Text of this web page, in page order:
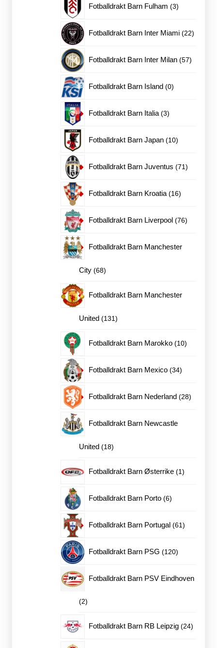
Fotballdrakt Barn Fulham 33
Fotballdrakt Barn Inter Miami 2222
Fotballdrakt Barn Inter Milan 5757
Fotballdrakt Barn Island 00
Fotballdrakt Barn Italia 33
Fotballdrakt Barn Japan 1010
Fotballdrakt Barn Juventus 7171
Fotballdrakt Barn Kroatia 1616
Fotballdrakt Barn Liverpool 7676
Fotballdrakt Barn Manchester
City 6868
produkter
Fotballdrakt Barn Manchester
United 131131
produkter
Fotballdrakt Barn Marokko 1010
Fotballdrakt Barn Mexico 3434
Fotballdrakt Barn Nederland 2828
Fotballdrakt Barn Newcastle
United 1818
produkter
Fotballdrakt Barn Østerrike 11
Fotballdrakt Barn Porto 66
Fotballdrakt Barn Portugal 6161
Fotballdrakt Barn PSG 120120
Fotballdrakt Barn PSV Eindhoven
22
produkter
Fotballdrakt Barn RB Leipzig 2424